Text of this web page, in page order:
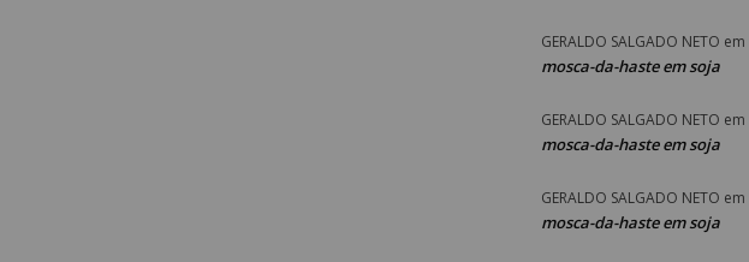
GERALDO SALGADO NETO em
mosca-da-haste em soja
GERALDO SALGADO NETO em
mosca-da-haste em soja
GERALDO SALGADO NETO em
mosca-da-haste em soja